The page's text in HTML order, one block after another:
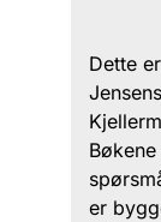
Dette
er